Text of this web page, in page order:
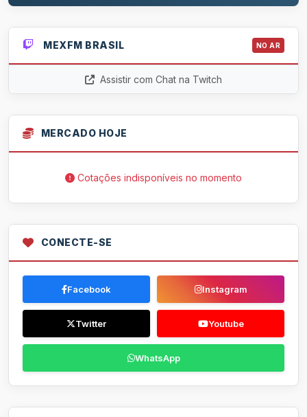
MEXFM BRASIL NO AR
Assistir com Chat na Twitch
MERCADO HOJE
Cotações indisponíveis no momento
CONECTE-SE
Facebook Instagram
Twitter Youtube
WhatsApp